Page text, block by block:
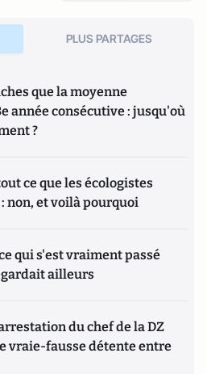
PLUS PARTAGES
que la moyenne
année consécutive : jusqu'où
?
ce que les écologistes
non, et voilà pourquoi
qui s'est vraiment passé
ailleurs
du chef de la DZ
vraie-fausse détente entre